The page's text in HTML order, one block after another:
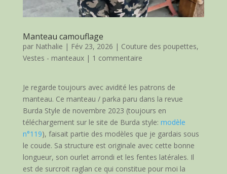
Manteau camouflage
par Nathalie | Fév 23, 2026 | Couture des poupettes,
Vestes - manteaux| 1 commentaire
Je regarde toujours avec avidité les patrons de
manteau. Ce manteau / parka paru dans la revue
Burda Style de novembre 2023 (toujours en
téléchargement sur le site de Burda style: modèle
n°119), faisait partie des modèles que je gardais sous
le coude. Sa structure est originale avec cette bonne
longueur, son ourlet arrondi et les fentes latérales. Il
est de surcroit raglan ce qui constitue pour moi la